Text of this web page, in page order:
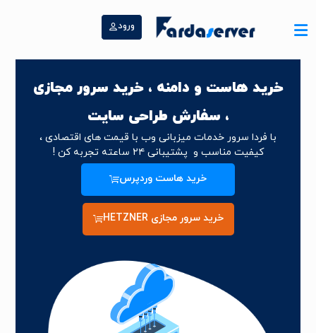
ورود
خرید هاست و دامنه ، خرید سرور مجازی
، سفارش طراحی سایت
با فردا سرور خدمات میزبانی وب با قیمت های اقتصادی ،
کیفیت مناسب و پشتیبانی ۲۴ ساعته تجربه کن !
خرید هاست وردپرس
خرید سرور مجازی HETZNER